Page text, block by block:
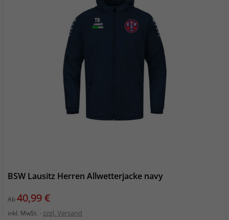
BSW Lausitz Herren Allwetterjacke navy
AbPreis
40,99 €
inkl. MwSt. zzgl. Versand